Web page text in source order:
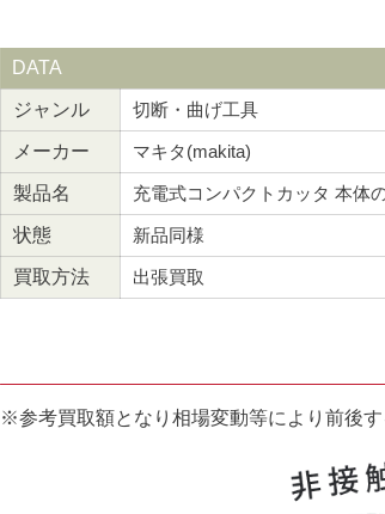
DATA
ジャンル 切断・曲げ工具
メーカー マキタ(makita)
製品名 充電式コンパクトカッタ 本体
状態 新品同様
買取方法 出張買取
※参考買取額となり相場変動等により前後